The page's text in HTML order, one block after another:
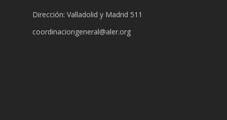
Dirección: Valladolid y Madrid 511
coordinaciongeneral@aler.org